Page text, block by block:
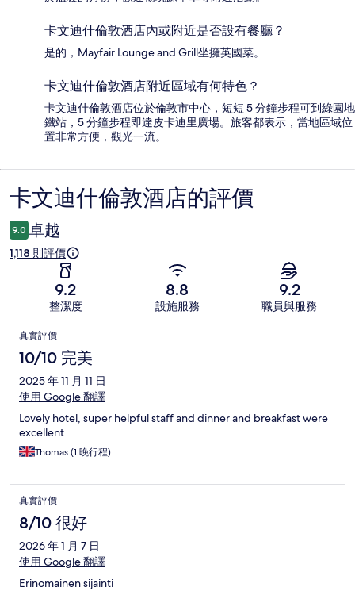
卡文迪什倫敦酒店內或附近是否設有餐廳？
是的，Mayfair Lounge and Grill坐擁英國菜。
卡文迪什倫敦酒店附近區域有何特色？
卡文迪什倫敦酒店位於倫敦市中心，短短 5 分鐘步程可到綠園地
鐵站，5 分鐘步程即達皮卡迪里廣場。旅客都表示，當地區域位
置非常方便，觀光一流。
評
價
卡文迪什倫敦酒店的評價
9.0 卓越
1,118 則評價
9.2
整潔度
8.8
設施服務
9.2
職員與服務
評
價
真實評價
10/10 完美
2025 年 11 月 11 日
使用 Google 翻譯
Lovely hotel, super helpful staff and dinner and breakfast were
excellent
Thomas (1 晚行程)
真實評價
8/10 很好
2026 年 1 月 7 日
使用 Google 翻譯
Erinomainen sijainti